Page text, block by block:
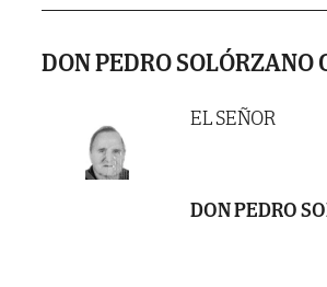
DON PEDRO SOLÓRZANO
EL SEÑOR
DON PEDRO